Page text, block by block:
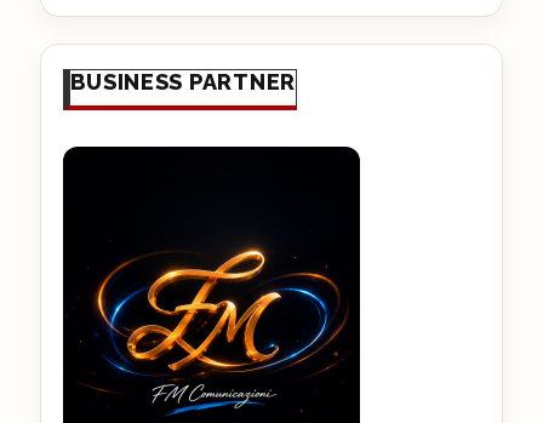
BUSINESS PARTNER